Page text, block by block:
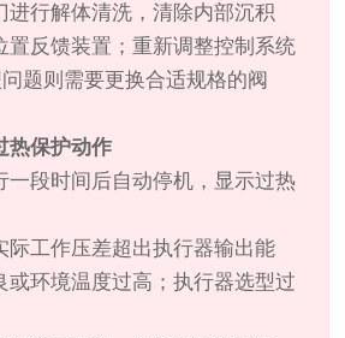
进行解体清洗，清除内部沉积
置反馈装置；重新调整控制系统
题则需要更换合适规格的阀
热保护动作
一段时间后自动停机，显示过热
际工作压差超出执行器输出能
或环境温度过高；执行器选型过